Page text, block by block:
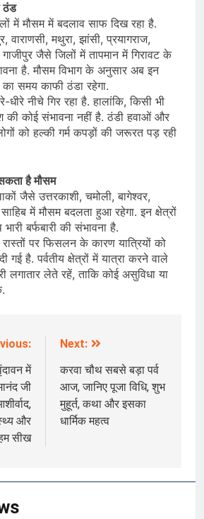
ठंड
में मौसम में बदलाव साफ दिख रहा है.
वाराणसी, मथुरा, झांसी, प्रयागराज,
जैसे जिलों में तापमान में गिरावट के
है. मौसम विभाग के अनुसार अब इन
समय काफी ठंडा रहेगा.
धीरे नीचे गिर रहा है. हालांकि, किसी भी
की कोई संभावना नहीं है. ठंडी हवाओं और
को हल्की गर्म कपड़ों की जरूरत पड़ रही
है मौसम
जैसे उत्तरकाशी, चमोली, बागेश्वर,
में मौसम बदलता हुआ रहेगा. इन क्षेत्रों
बर्फबारी की संभावना है.
रास्तों पर फिसलन के कारण यात्रियों को
गई है. पर्वतीय क्षेत्रों में यात्रा करने वाले
लगातार लेते रहें, ताकि कोई असुविधा या
में
जी
और
सीख
Next:
करवा चौथ सबसे बड़ा पर्व
आज, जानिए पूजा विधि, शुभ
मुहूर्त, कथा और इसका
धार्मिक महत्व